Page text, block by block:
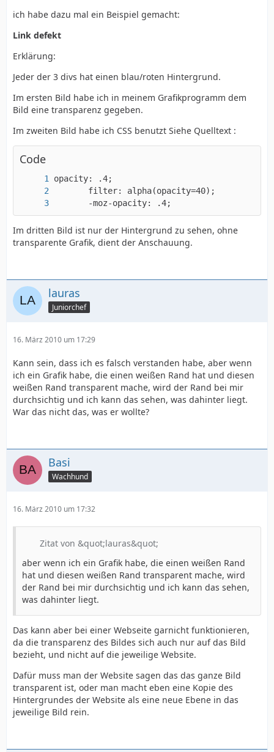
ich habe dazu mal ein Beispiel gemacht:
Link defekt
Erklärung:
Jeder der 3 divs hat einen blau/roten Hintergrund.
Im ersten Bild habe ich in meinem Grafikprogramm dem
Bild eine transparenz gegeben.
Im zweiten Bild habe ich CSS benutzt Siehe Quelltext :
Code
       -moz-opacity: .4;
Im dritten Bild ist nur der Hintergrund zu sehen, ohne
transparente Grafik, dient der Anschauung.
lauras
Juniorchef
16. März 2010 um 17:29
Kann sein, dass ich es falsch verstanden habe, aber wenn
ich ein Grafik habe, die einen weißen Rand hat und diesen
weißen Rand transparent mache, wird der Rand bei mir
durchsichtig und ich kann das sehen, was dahinter liegt.
War das nicht das, was er wollte?
Basi
Wachhund
16. März 2010 um 17:32
Zitat von &quot;lauras&quot;
aber wenn ich ein Grafik habe, die einen weißen Rand
hat und diesen weißen Rand transparent mache, wird
der Rand bei mir durchsichtig und ich kann das sehen,
was dahinter liegt.
Das kann aber bei einer Webseite garnicht funktionieren,
da die transparenz des Bildes sich auch nur auf das Bild
bezieht, und nicht auf die jeweilige Website.
Dafür muss man der Website sagen das das ganze Bild
transparent ist, oder man macht eben eine Kopie des
Hintergrundes der Website als eine neue Ebene in das
jeweilige Bild rein.